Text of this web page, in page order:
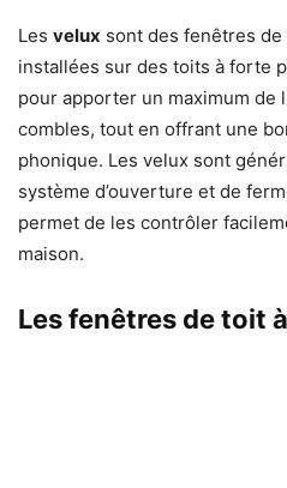
Les velux sont des fenêtres
installées sur des toits à forte
pour apporter un maximum de
combles, tout en offrant une
phonique. Les velux sont
système d’ouverture et de
permet de les contrôler
maison.
Les fenêtres de toit